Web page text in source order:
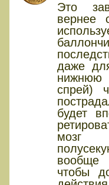
Это
вернее
даже
нижнюю
спрей)
будет
мозг
вообще
чтобы